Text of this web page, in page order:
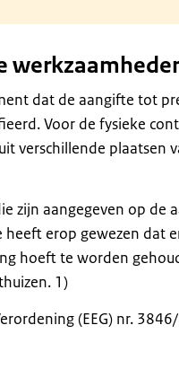
dat de aangifte tot
Voor de fysieke
verschillende plaatsen
zijn aangegeven op
erop gewezen dat
hoeft te worden
1)
(EEG) nr.